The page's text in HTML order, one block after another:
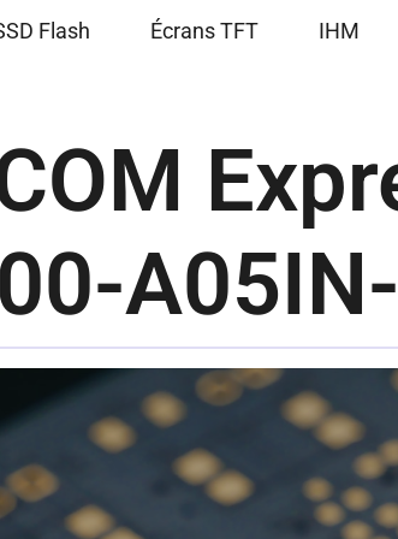
Flash Écrans TFT IHM